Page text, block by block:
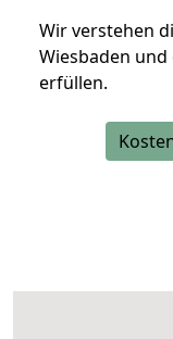
Wir verstehen
Wiesbaden und
erfüllen.